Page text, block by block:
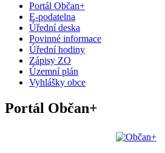
Portál Občan+
E-podatelna
Úřední deska
Povinné informace
Úřední hodiny
Zápisy ZO
Územní plán
Vyhlášky obce
Portál Občan+